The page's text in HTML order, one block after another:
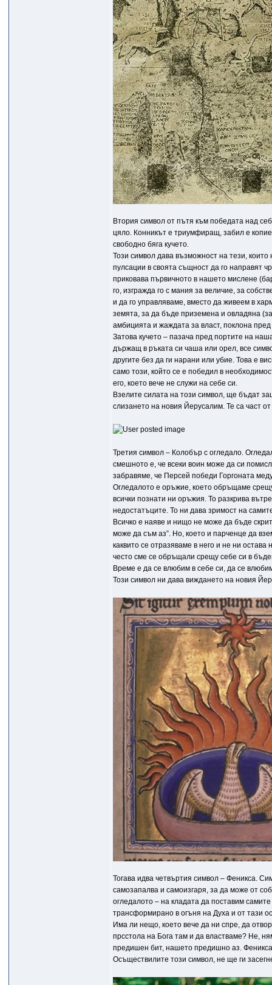
Втория символ от пътя към победата над
цяло. Конникът е триумфиращ, забил е
свободно бяга кучето.
Този символ дава възможност на тези,
пулсации в своята същност да го направят
приковава първичното в нашето мислене
го, изгражда го с мания за величие, за
и да го управляваме, вместо да живеем в
земята, за да бъде приземена и овладяна
амбицията и жаждата за власт, поклона
Затова кучето – пазача пред портите на
държащ в ръката си чаша или орел, все
другите без да ги нарани или убие. Това е
само този, който се е победил в
его, което вече не служи на себе си.
Взелите силата на този символ, ще бъдат
слизането на новия Йерусалим. Те са част
Третия символ – Колобър с огледало.
смешното е, че всеки воин може да си
забравяме, че Персей победи Горгоната
Огледалото е оръжие, което обръщаме
всички познати ни оръжия. То разкрива
недостатъците. То ни дава зримост на
Всичко е наяве и нищо не може да бъде
може да съм аз”. Но, което и парченце да
каквито се отразяваме в него и не ни
често сме се обръщали срещу себе си в
Време е да се влюбим в себе си, да се
Този символ ни дава виждането на новия
Тогава идва четвъртия символ – Феникса.
самозапалва и самоизгаря, за да може от
огледалото – на кладата да поставим
трансформирано в огъня на Духа и от тази
Има ли нещо, което вече да ни спре, да
прсстола на Бога там и да властваме? Не,
предишен бит, нашето предишно аз.
Осъществилите този символ, не ще ги